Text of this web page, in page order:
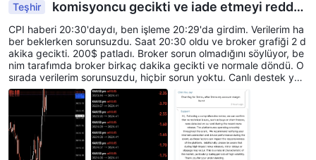
Teşhir
komisyoncu gecikti ve iade etmeyi reddet
ti
CPI haberi 20:30'daydı, ben işleme 20:29'da girdim. Verilerim ha
ber beklerken sorunsuzdu. Saat 20:30 oldu ve broker grafiği 2 d
akika gecikti. 200$ patladı. Broker sorun olmadığını söylüyor, be
nim tarafımda broker birkaç dakika gecikti ve normale döndü. O
sırada verilerim sorunsuzdu, hiçbir sorun yoktu. Canlı destek yar
dımcı olmadı ve depozitomu iade etmeyi reddetti. Sadece iade e
tmek istemedikleri için bahane ürettiler.